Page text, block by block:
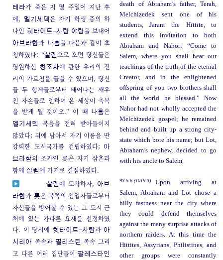
테라가 죽은 지 몇 주일이 지난 후
에,
멜기세덱은 자기 학생 중의 하
나인
히타이트-사람 야람을 보내어
아브라함과 나홀을 다음과 같이 초
청하였다: “살렘으로 오면 당신들은
영원하신
창조자에 관한 우리의 진
리의 가르침을 들을 수 있으며, 당신
들 두 형제들로부터 태어나는 깨우
친 자손들로 인하여 온 세상이 축복
을 받게 될 것이오.” 이 때
나홀은
멜기세덱
복음을 전혀 받아들이지
않았다; 뒤에 남아서 자기 이름을 딴
강력한 도시국가를 건립하였다;
아
브라함의 조카인롯은 자기 삼촌과
함께살렘에 가기로 결심하였다.
death of Abraham’s father, Terah,
Melchizedek sent one of his
students, Jaram the Hittite, to
extend this invitation to both
Abraham and Nahor: “Come to
Salem, where you shall hear our
teachings of the truth of the eternal
Creator, and in the enlightened
offspring of you two brothers shall
all the world be blessed.” Now
Nahor had not wholly accepted the
Melchizedek gospel; he remained
behind and built up a strong city-
state which bore his name; but Lot,
Abraham’s nephew, decided to go
with his uncle to Salem.
살렘에 도착하자,
아브
라함과 롯은 북쪽의 침입자들로부터
자신들을 방어할 수 있는 그 도시 근
처에 있는 가파른 요새를 선정하였
다. 이 당시에
힛타이트-사람과 아
시리아 족속과 필리스틴 족속 그리
고 다른 여러 집단들이팔레스타인
93:5.6 (1019.3)
Upon arriving at
Salem, Abraham and Lot chose a
hilly fastness near the city where
they could defend themselves
against the many surprise attacks of
northern raiders. At this time the
Hittites, Assyrians, Philistines, and
other groups were constantly